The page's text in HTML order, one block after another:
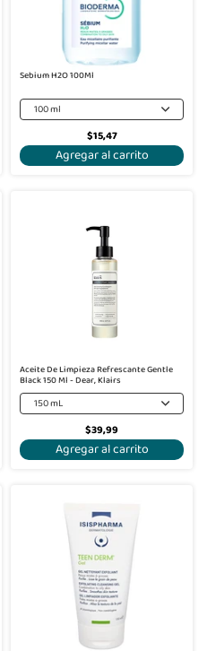
Sebium H2O 100Ml
100 ml
$15,47
Agregar al carrito
Aceite De Limpieza Refrescante Gentle
Black 150 Ml - Dear, Klairs
150 mL
$39,99
Agregar al carrito